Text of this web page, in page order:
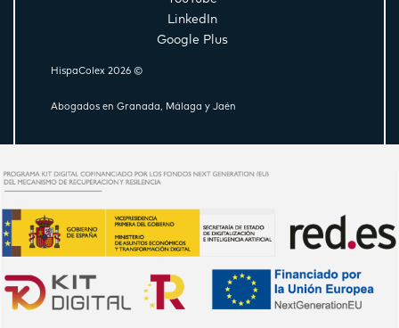
LinkedIn
Google Plus
HispaColex 2026 ©
Abogados en Granada, Málaga y Jaén